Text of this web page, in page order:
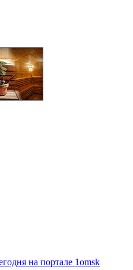
на портале 1omsk